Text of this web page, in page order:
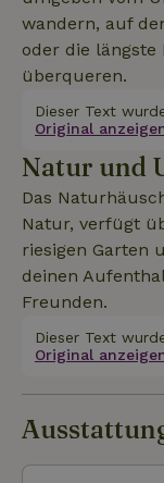
wandern, auf
oder die
überqueren.
Dieser Text
Original
Natur und
Das
Natur, verfügt
riesigen Garten
deinen
Freunden.
Dieser Text
Original